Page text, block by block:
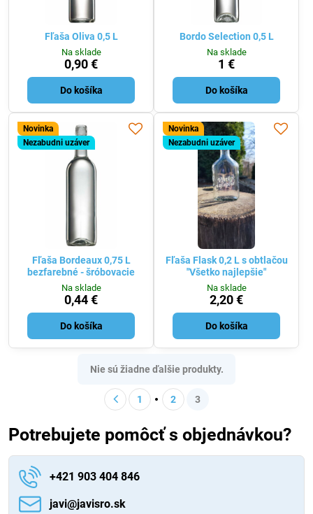
Fľaša Oliva 0,5 L
Na sklade
0,90 €
Do košíka
Bordo Selection 0,5 L
Na sklade
1 €
Do košíka
Novinka
Nezabudni uzáver
Fľaša Bordeaux 0,75 L
bezfarebné - šróbovacie
Na sklade
0,44 €
Do košíka
Novinka
Nezabudni uzáver
Fľaša Flask 0,2 L s obtlačou
"Všetko najlepšie"
Na sklade
2,20 €
Do košíka
Nie sú žiadne ďalšie produkty.
1 2 3
Potrebujete pomôcť s objednávkou?
+421 903 404 846
javi​@javisro​.sk